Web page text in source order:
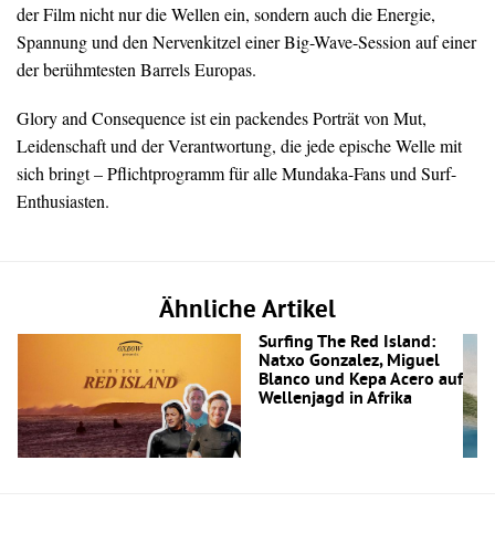
der Film nicht nur die Wellen ein, sondern auch die Energie,
Spannung und den Nervenkitzel einer Big-Wave-Session auf einer
der berühmtesten Barrels Europas.
Glory and Consequence ist ein packendes Porträt von Mut,
Leidenschaft und der Verantwortung, die jede epische Welle mit
sich bringt – Pflichtprogramm für alle Mundaka-Fans und Surf-
Enthusiasten.
Ähnliche Artikel
Surfing The Red Island:
Natxo Gonzalez, Miguel
Blanco und Kepa Acero auf
Wellenjagd in Afrika